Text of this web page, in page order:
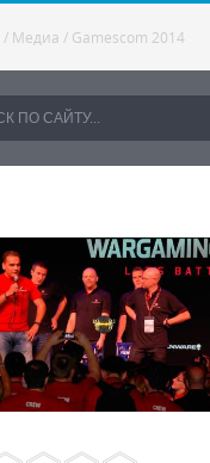
/ Медиа / Gamescom 2014